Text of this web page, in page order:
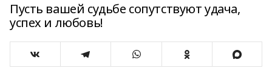
Пусть вашей судьбе сопутствуют удача,
успех и любовь!